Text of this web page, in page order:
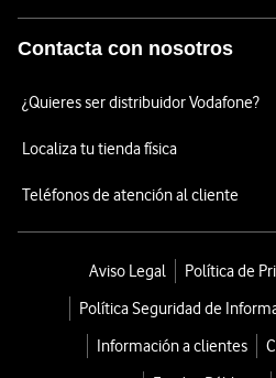
Contacta con nosotros
¿Quieres ser distribuidor Vodafone?
Localiza tu tienda física
Teléfonos de atención al cliente
Aviso Legal
Política de
Política Seguridad de
Información a clientes